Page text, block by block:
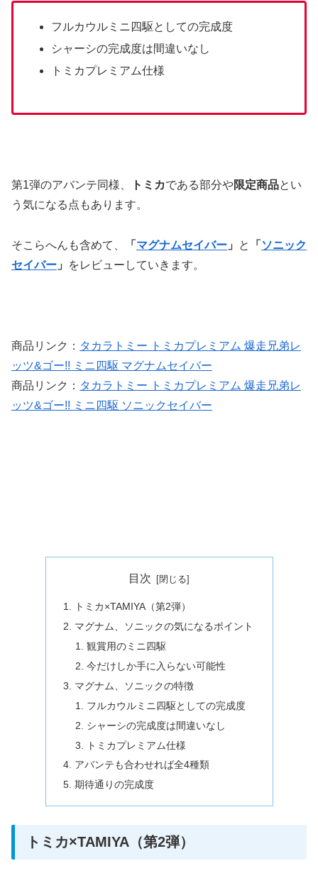
フルカウルミニ四駆としての完成度
シャーシの完成度は間違いなし
トミカプレミアム仕様
第1弾のアバンテ同様、 トミカである部分や限定商品とい
う気になる点もあります。
そこらへんも含めて、 「 マグナムセイバー 」 と 「 ソニック
セイバー 」 をレビューしていきます。
商品リンク： タカラトミー トミカプレミアム 爆走兄弟レ
ッツ&ゴー!! ミニ四駆 マグナムセイバー
商品リンク： タカラトミー トミカプレミアム 爆走兄弟レ
ッツ&ゴー!! ミニ四駆 ソニックセイバー
目次
トミカ×TAMIYA（第2弾）
マグナム、ソニックの気になるポイント
観賞用のミニ四駆
今だけしか手に入らない可能性
マグナム、ソニックの特徴
フルカウルミニ四駆としての完成度
シャーシの完成度は間違いなし
トミカプレミアム仕様
アバンテも合わせれば全4種類
期待通りの完成度
トミカ×TAMIYA（第2弾）